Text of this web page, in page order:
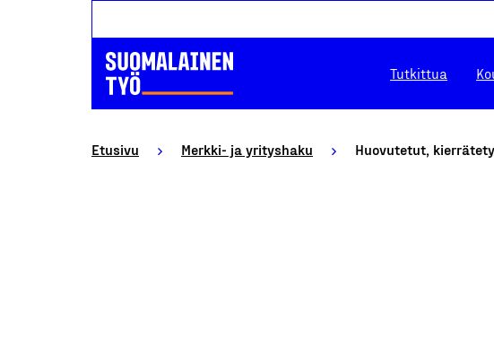
Tutkittua
Etusivu Merkki- ja yrityshaku Huovutetut,